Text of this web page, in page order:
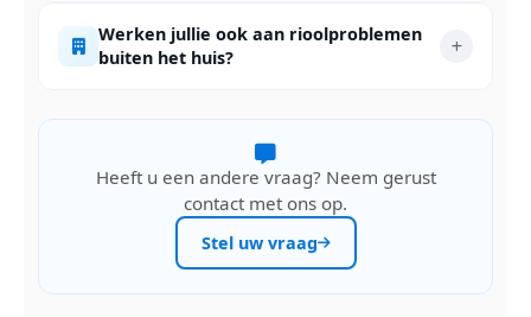
Werken jullie ook aan rioolproblemen
buiten het huis?
Heeft u een andere vraag? Neem gerust
contact met ons op.
Stel uw vraag